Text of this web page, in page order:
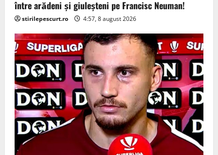
între arădeni și giuleșteni pe Francisc Neuman!
stirilepescurt.ro 4:57, 8 august 2026